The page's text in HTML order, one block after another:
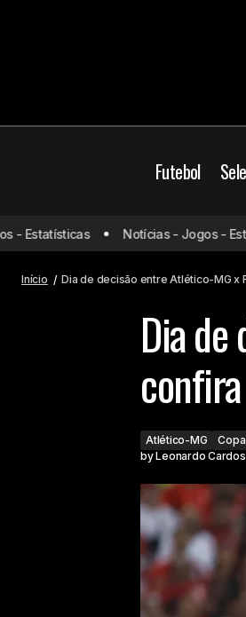
Futebol
Braga x Sporting: onde assistir e
escalações
Notícias - Jogos -
Início Dia de decisão entre Atlético-MG x
Dia
Atlético-MG
byLeonardo